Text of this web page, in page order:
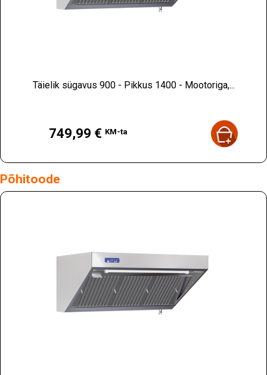
Täielik sügavus 900 - Pikkus 1400 - Mootoriga,...
749,99 € KM-ta
Põhitoode